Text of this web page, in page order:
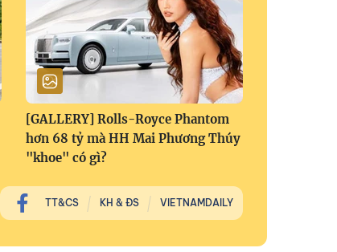
[GALLERY] Rolls-Royce Phantom
hơn 68 tỷ mà HH Mai Phương Thúy
"khoe" có gì?
TT&CS KH & ĐS VIETNAMDAILY